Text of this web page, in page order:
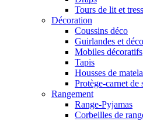
Tours de lit et
Décoration
Coussins déco
Guirlandes et
Mobiles décoratifs
Tapis
Housses de
Protège-carnet de
Rangement
Range-Pyjamas
Corbeilles de